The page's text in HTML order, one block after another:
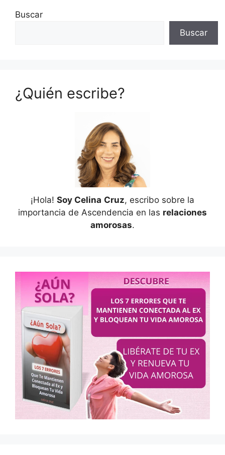
Buscar
Buscar
¿Quién escribe?
¡Hola! Soy Celina Cruz, escribo sobre la
importancia de Ascendencia en las relaciones
amorosas.